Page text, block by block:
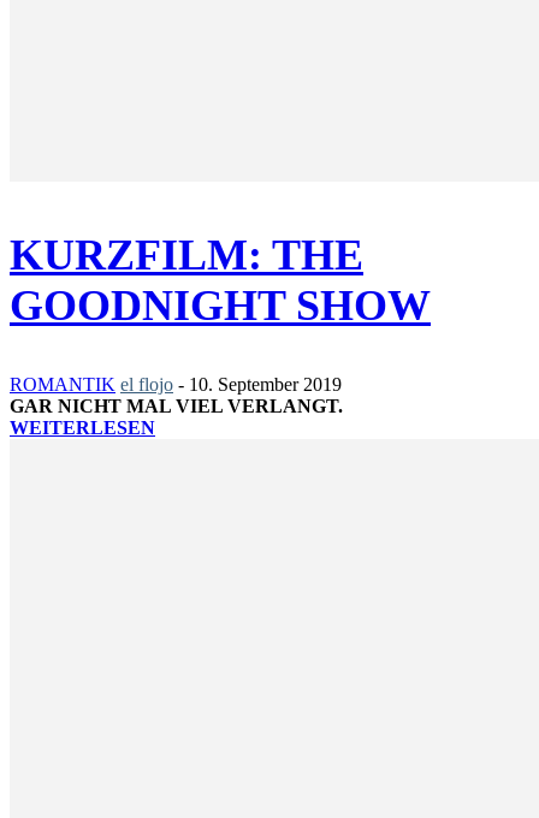
KURZFILM: THE
GOODNIGHT SHOW
ROMANTIK el flojo - 10. September 2019
GAR NICHT MAL VIEL VERLANGT.
WEITERLESEN